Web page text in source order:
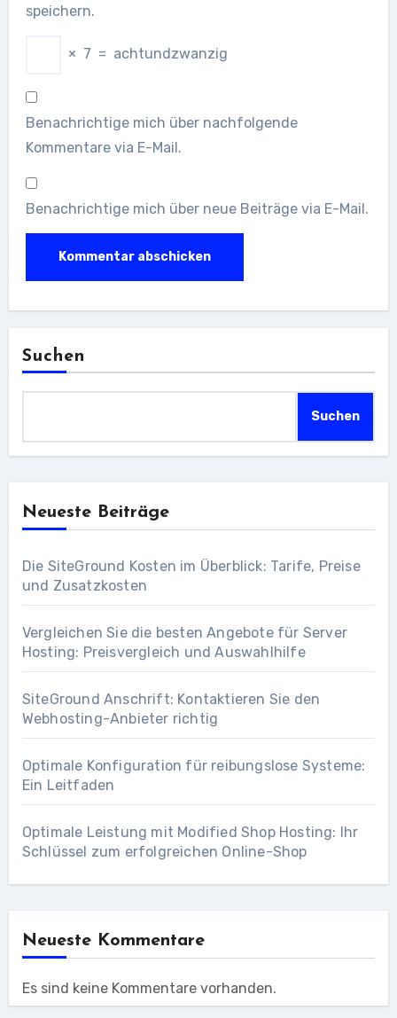
speichern.
× 7 = achtundzwanzig
Benachrichtige mich über nachfolgende
Kommentare via E-Mail.
Benachrichtige mich über neue Beiträge via E-Mail.
Suchen
Suchen
Neueste Beiträge
Die SiteGround Kosten im Überblick: Tarife, Preise
und Zusatzkosten
Vergleichen Sie die besten Angebote für Server
Hosting: Preisvergleich und Auswahlhilfe
SiteGround Anschrift: Kontaktieren Sie den
Webhosting-Anbieter richtig
Optimale Konfiguration für reibungslose Systeme:
Ein Leitfaden
Optimale Leistung mit Modified Shop Hosting: Ihr
Schlüssel zum erfolgreichen Online-Shop
Neueste Kommentare
Es sind keine Kommentare vorhanden.